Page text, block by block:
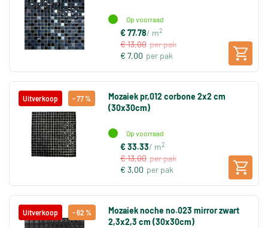
Op voorraad
€ 77.78/ m2
€ 13,00 per pak
€ 7,00 per pak
Uitverkoop - 77 %
Mozaiek pr,012 corbone 2x2 cm
(30x30cm)
Op voorraad
€ 33.33/ m2
€ 13,00 per pak
€ 3,00 per pak
Uitverkoop - 62 %
Mozaiek noche no.023 mirror zwart
2,3x2,3 cm (30x30cm)